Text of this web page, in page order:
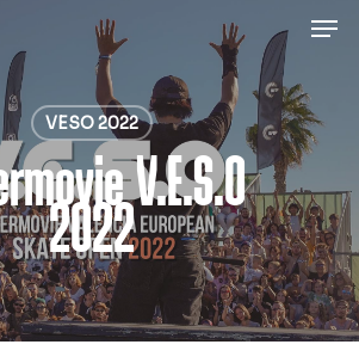
VESO 2022
V.E.S.O
2022